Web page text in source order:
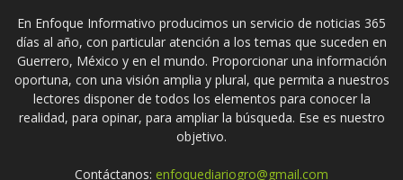
En Enfoque Informativo producimos un servicio de noticias 365
días al año, con particular atención a los temas que suceden en
Guerrero, México y en el mundo. Proporcionar una información
oportuna, con una visión amplia y plural, que permita a nuestros
lectores disponer de todos los elementos para conocer la
realidad, para opinar, para ampliar la búsqueda. Ese es nuestro
objetivo.
Contáctanos: enfoquediariogro@gmail.com